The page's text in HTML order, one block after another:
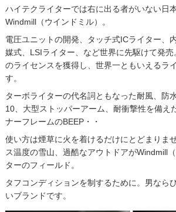
ハイテクライターでは右に出る者がいない日
Windmill（ウインドミル）。
電圧ユニットの開発、タッチ式ICライター、
媒式、LSIライター、など世界に先駆けて発売
のライセンスを獲得し、世界一ともいえるラ
す。
ターボライターの代名詞ともなった耐風、防
10、大型ストッパーアーム、耐衝撃性を備え
ナーフレームのBEEP・・
使い方は煙草に火を着けるだけにとどまりま
ス温度の雪山、過酷なアウトドアがWindmill
ターのフィールド。
タフコンディションを制するために。男なら
いブランドです。